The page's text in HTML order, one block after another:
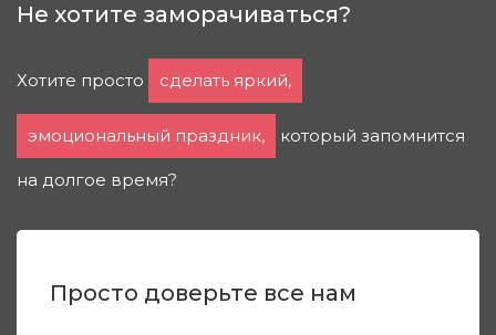
Не хотите заморачиваться?
Хотите просто сделать яркий,
эмоциональный праздник, который запомнится
на долгое время?
Просто доверьте все нам